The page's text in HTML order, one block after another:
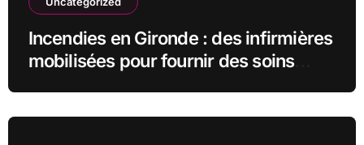
Incendies en Gironde : des infirmières
mobilisées pour fournir des soins